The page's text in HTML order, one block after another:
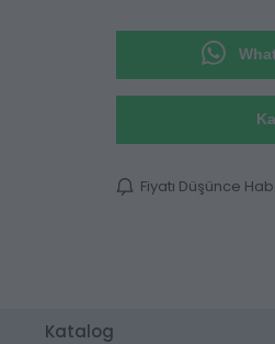
Fiyatı Düşünce
Katalog